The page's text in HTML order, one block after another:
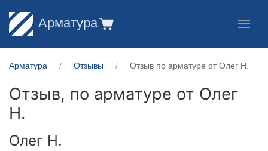
Арматура
Арматура Отзывы Отзыв по арматуре от Олег Н.
Отзыв, по арматуре от Олег
Н.
Олег Н.